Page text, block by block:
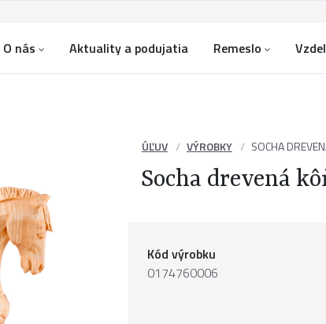
O nás Aktuality a podujatia Remeslo
ÚĽUV VÝROBKY SOCHA
Socha drevená
Kód výrobku
0174760006